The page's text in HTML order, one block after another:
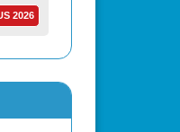
2026